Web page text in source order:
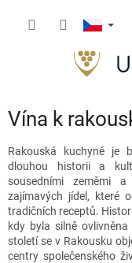
Vína k
Rakouská kuchyně je
dlouhou historii a
sousedními zeměmi
zajímavých jídel, které
tradičních receptů.
kdy byla silně
století se v Rakousku
centry společenského